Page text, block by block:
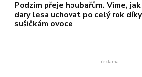
Podzim přeje houbařům. Víme, jak
dary lesa uchovat po celý rok díky
sušičkám ovoce
reklama